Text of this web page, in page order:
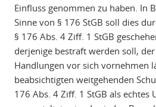
Einfluss genommen zu haben. In
Sinne von § 176 StGB soll dies
§ 176 Abs. 4 Ziff. 1 StGB
derjenige bestraft werden soll,
Handlungen vor sich vornehmen
beabsichtigten weitgehenden
176 Abs. 4 Ziff. 1 StGB als echtes